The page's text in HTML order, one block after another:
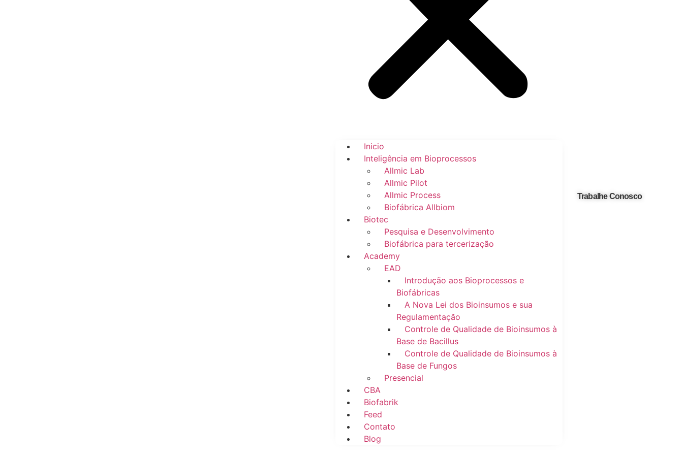
Inicio
Inteligência em Bioprocessos
Allmic Lab
Allmic Pilot
Allmic Process
Biofábrica Allbiom
Biotec
Pesquisa e Desenvolvimento
Biofábrica para tercerização
Academy
EAD
Introdução aos Bioprocessos e
Biofábricas
A Nova Lei dos Bioinsumos e sua
Regulamentação
Controle de Qualidade de Bioinsumos à
Base de Bacillus
Controle de Qualidade de Bioinsumos à
Base de Fungos
Presencial
CBA
Biofabrik
Feed
Contato
Blog
Trabalhe Conosco